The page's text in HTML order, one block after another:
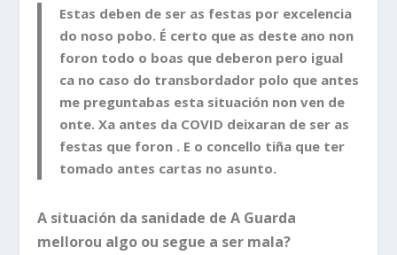
Estas deben de ser as festas por excelencia
do noso pobo. É certo que as deste ano non
foron todo o boas que deberon pero igual
ca no caso do transbordador polo que antes
me preguntabas esta situación non ven de
onte. Xa antes da COVID deixaran de ser as
festas que foron . E o concello tiña que ter
tomado antes cartas no asunto.
A situación da sanidade de A Guarda
mellorou algo ou segue a ser mala?